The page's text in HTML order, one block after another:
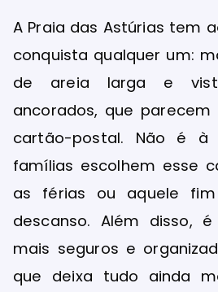
A Praia das Astúrias tem
conquista qualquer um:
de areia larga e
ancorados, que
cartão-postal. Não é
famílias escolhem esse
as férias ou aquele
descanso. Além disso,
mais seguros e
que deixa tudo ainda